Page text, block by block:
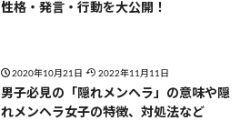
性格・発言・行動を大公開！
2020年10月21日 2022年11月11日
男子必見の「隠れメンヘラ」の意味や隠
れメンヘラ女子の特徴、対処法など